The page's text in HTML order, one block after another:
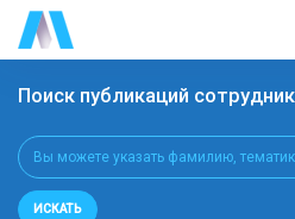
Поиск публикаций
ИСКАТЬ